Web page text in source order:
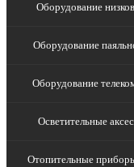
Оборудование
Оборудование
Оборудование
Осветительные
Отопительные